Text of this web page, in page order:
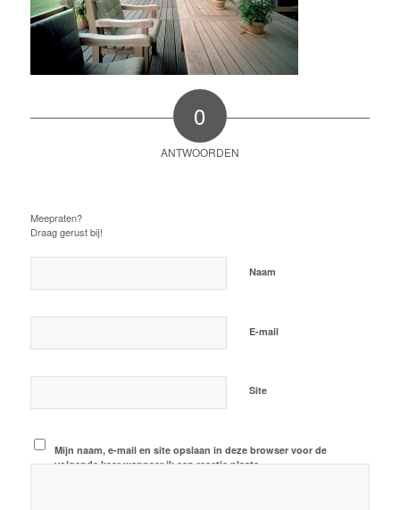
0
ANTWOORDEN
Meepraten?
Draag gerust bij!
Naam
E-mail
Site
Mijn naam, e-mail en site opslaan in deze browser voor de
volgende keer wanneer ik een reactie plaats.